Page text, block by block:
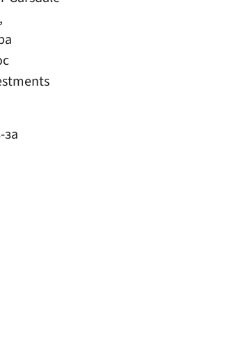
,
за